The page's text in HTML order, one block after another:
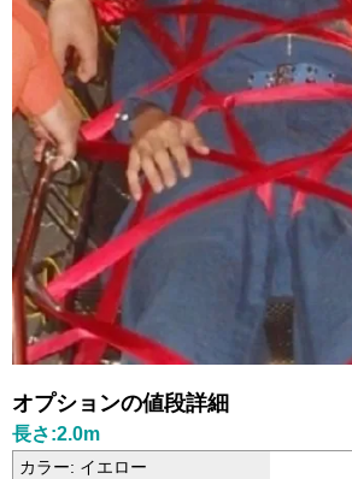
オプションの値段詳細
長さ:2.0m
カラー: イエロー